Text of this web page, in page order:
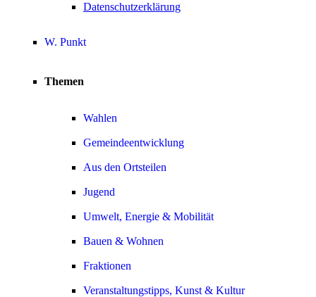
Datenschutzerklärung
W. Punkt
Themen
Wahlen
Gemeindeentwicklung
Aus den Ortsteilen
Jugend
Umwelt, Energie & Mobilität
Bauen & Wohnen
Fraktionen
Veranstaltungstipps, Kunst & Kultur